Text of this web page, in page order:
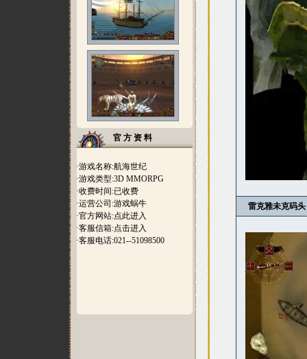
官 方 资 料
·游戏名称:航海世纪
·游戏类型:3D MMORPG
·收费时间:已收费
·运营公司:游戏蜗牛
·官方网站:点此进入
·客服信箱:点击进入
·客服电话:021--51098500
雷克雅未克码头